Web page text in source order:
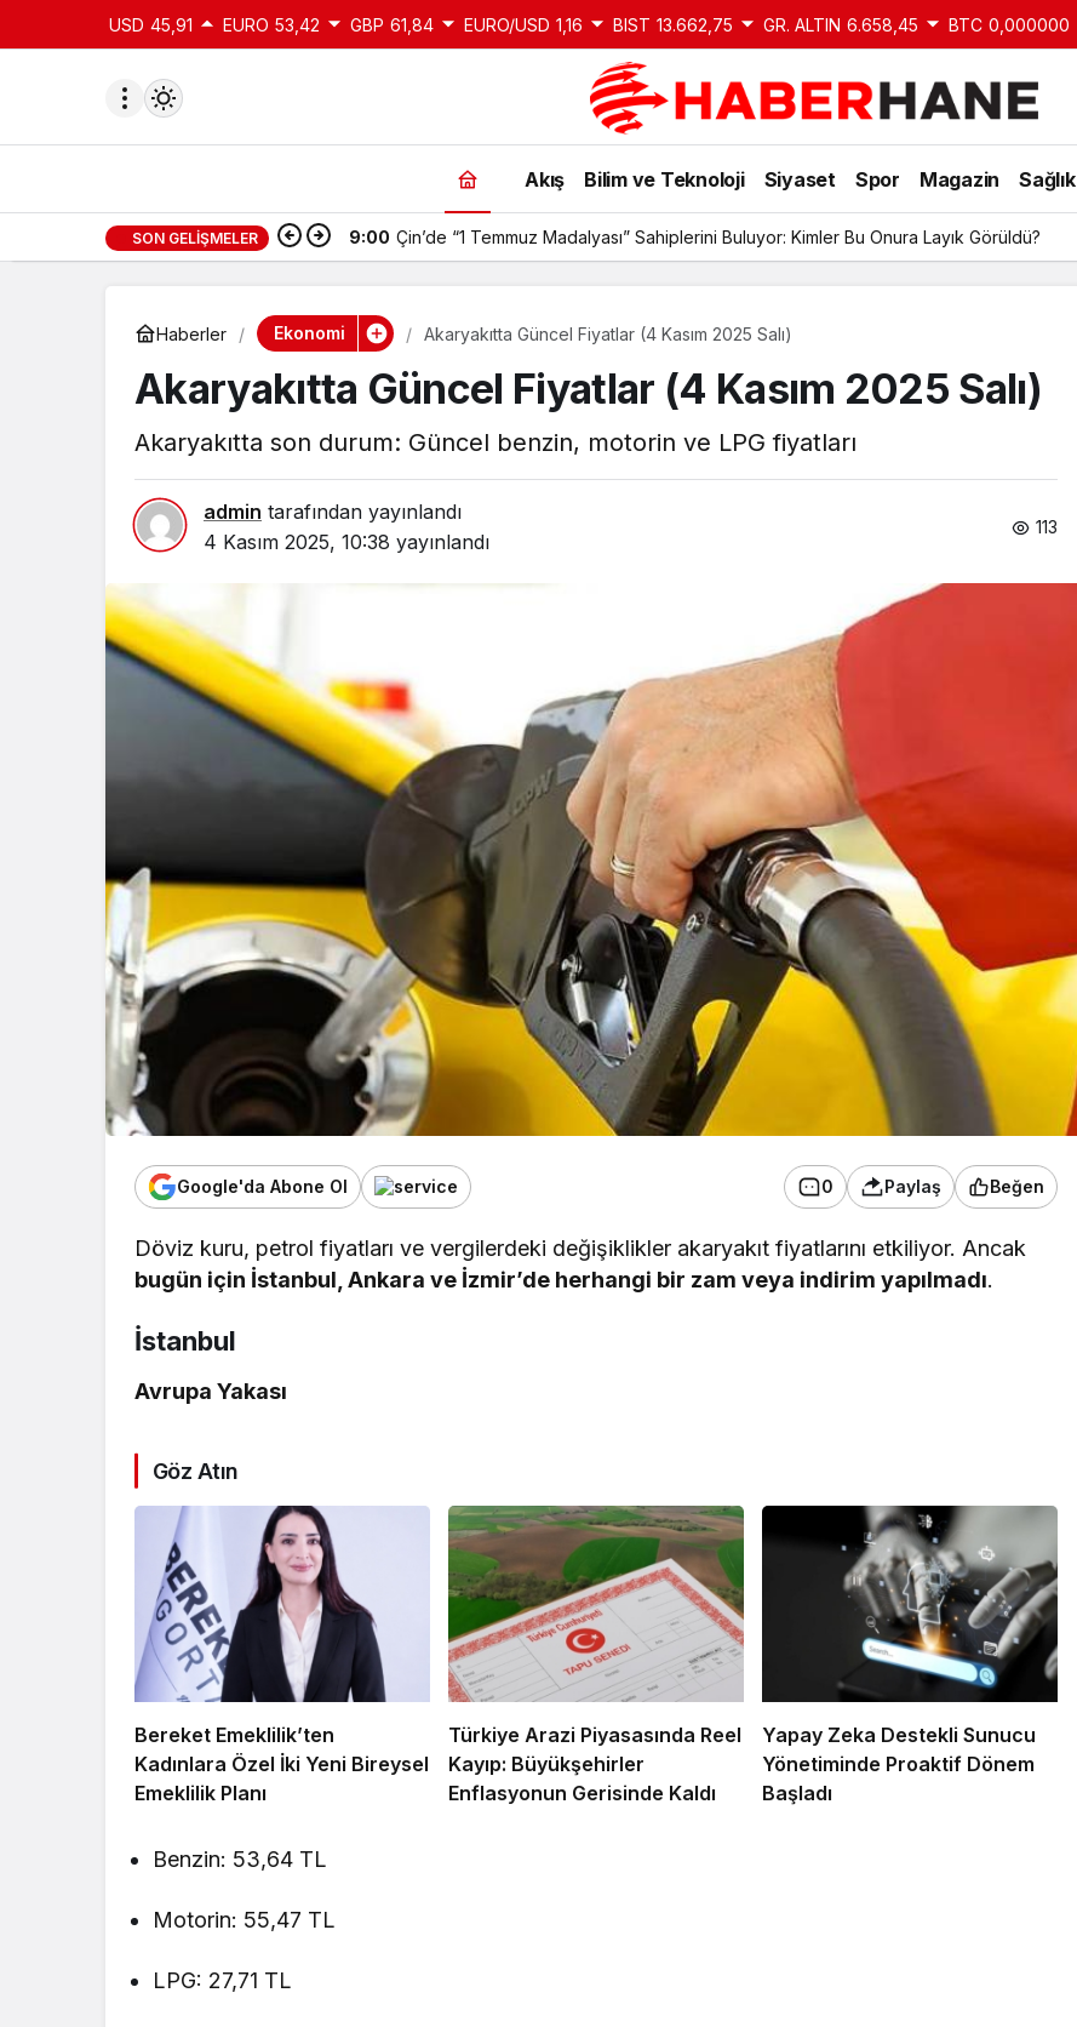
USD 45,91 EURO 53,42 GBP 61,84 EURO/USD 1,16 BIST 13.662,75 GR. ALTIN 6.658,45 BTC 0,000000
Akış Bilim ve Teknoloji Siyaset Spor Magazin Sağlık
SON GELIŞMELER 9:00 Çin’de “1 Temmuz Madalyası” Sahiplerini Buluyor: Kimler Bu Onura Layık Görüldü?
Haberler Ekonomi Akaryakıtta Güncel Fiyatlar (4 Kasım 2025 Salı)
Akaryakıtta Güncel Fiyatlar (4 Kasım 2025 Salı)
Akaryakıtta son durum: Güncel benzin, motorin ve LPG fiyatları
admin tarafından yayınlandı
4 Kasım 2025, 10:38 yayınlandı
113
Google'da Abone Ol 0 Paylaş Beğen
Döviz kuru, petrol fiyatları ve vergilerdeki değişiklikler akaryakıt fiyatlarını etkiliyor. Ancak
bugün için İstanbul, Ankara ve İzmir’de herhangi bir zam veya indirim yapılmadı.
İstanbul
Avrupa Yakası
Göz Atın
Bereket Emeklilik’ten
Kadınlara Özel İki Yeni Bireysel
Emeklilik Planı
Türkiye Arazi Piyasasında Reel
Kayıp: Büyükşehirler
Enflasyonun Gerisinde Kaldı
Yapay Zeka Destekli Sunucu
Yönetiminde Proaktif Dönem
Başladı
Benzin: 53,64 TL
Motorin: 55,47 TL
LPG: 27,71 TL